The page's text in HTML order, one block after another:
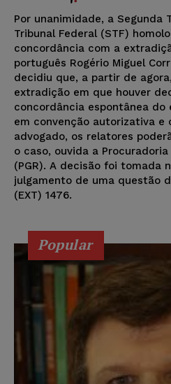
Por unanimidade, a Segunda
Tribunal Federal (STF)
concordância com a
português Rogério Miguel
decidiu que, a partir de
extradição em que houver
concordância espontânea
em convenção autorizativa e
advogado, os relatores
o caso, ouvida a
(PGR). A decisão foi tomada
julgamento de uma questão
(EXT) 1476.
Popular